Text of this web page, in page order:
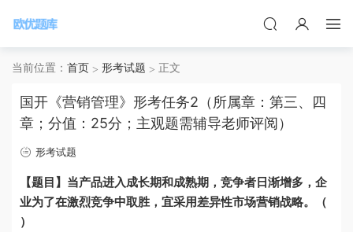
当前位置： 首页 形考试题 正文
国开《营销管理》形考任务2（所属章：第三、四
章；分值：25分；主观题需辅导老师评阅）
形考试题
【题目】当产品进入成长期和成熟期，竞争者日渐增多，企
业为了在激烈竞争中取胜，宜采用差异性市场营销战略。（
）